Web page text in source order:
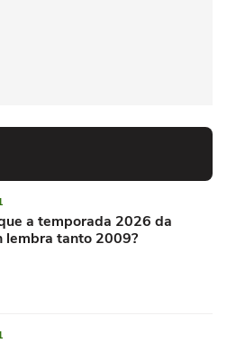
a temporada 2026 da
lembra tanto 2009?